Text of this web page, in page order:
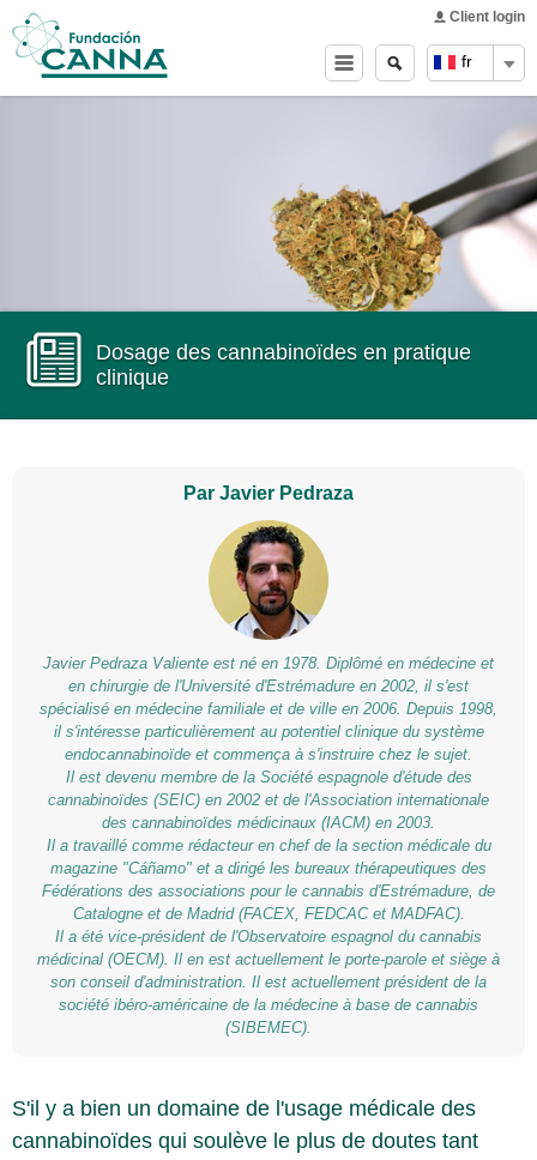
fr
Client login
Main menu
Search
form
Search
Dosage des cannabinoïdes en pratique
clinique
Par Javier Pedraza
Javier Pedraza Valiente est né en 1978. Diplômé en médecine et
en chirurgie de l'Université d'Estrémadure en 2002, il s'est
spécialisé en médecine familiale et de ville en 2006. Depuis 1998,
il s'intéresse particulièrement au potentiel clinique du système
endocannabinoïde et commença à s'instruire chez le sujet.
Il est devenu membre de la Société espagnole d'étude des
cannabinoïdes (SEIC) en 2002 et de l'Association internationale
des cannabinoïdes médicinaux (IACM) en 2003.
Il a travaillé comme rédacteur en chef de la section médicale du
magazine "Cáñamo" et a dirigé les bureaux thérapeutiques des
Fédérations des associations pour le cannabis d'Estrémadure, de
Catalogne et de Madrid (FACEX, FEDCAC et MADFAC).
Il a été vice-président de l'Observatoire espagnol du cannabis
médicinal (OECM). Il en est actuellement le porte-parole et siège à
son conseil d'administration. Il est actuellement président de la
société ibéro-américaine de la médecine à base de cannabis
(SIBEMEC).
S'il y a bien un domaine de l'usage médicale des
cannabinoïdes qui soulève le plus de doutes tant